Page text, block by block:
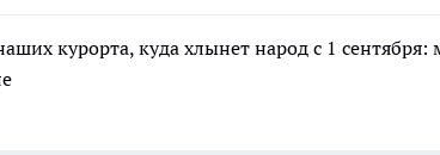
курорта, куда хлынет народ с 1